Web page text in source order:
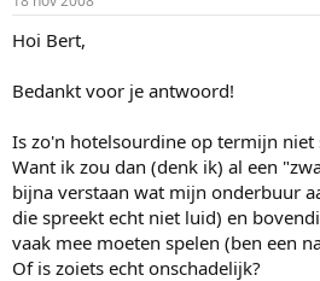
Hoi Bert,
Bedankt voor je antwoord!
Is zo'n hotelsourdine op termijn niet
Want ik zou dan (denk ik) al een
bijna verstaan wat mijn onderbuur
die spreekt echt niet luid) en
vaak mee moeten spelen (ben een
Of is zoiets echt onschadelijk?